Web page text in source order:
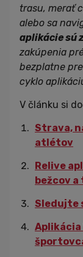
trasu, merať
alebo sa
aplikácie sú
zakúpenia
bezplatne
cyklo
V článku si
Strava,
atlétov
Relive
bežcov
Sledujte
Aplikácia